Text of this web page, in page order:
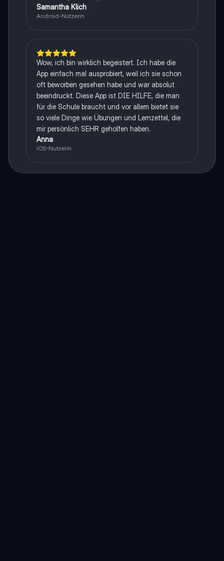
Samantha Klich
Android-Nutzerin
Wow, ich bin wirklich begeistert. Ich habe die
App einfach mal ausprobiert, weil ich sie schon
oft beworben gesehen habe und war absolut
beeindruckt. Diese App ist DIE HILFE, die man
für die Schule braucht und vor allem bietet sie
so viele Dinge wie Übungen und Lernzettel, die
mir persönlich SEHR geholfen haben.
Anna
iOS-Nutzerin